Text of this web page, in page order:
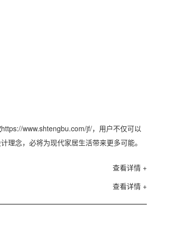
https://www.shtengbu.com/jf/，用户不仅可以
理念，必将为现代家居生活带来更多可能。
查看详情 +
查看详情 +